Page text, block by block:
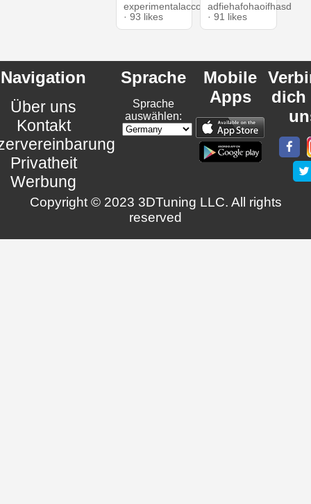
experimentalaccount
· 93 likes
adfiehafohaoifhasd
· 91 likes
Navigation
Über uns
Kontakt
Privatheit
Werbung
Sprache
Sprache
auswählen:
Mobile
Apps
dich
Copyright © 2023 3DTuning LLC. All rights
reserved